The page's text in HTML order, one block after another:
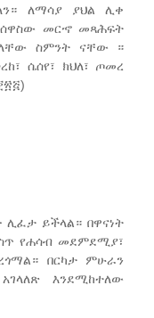
ለማሳያ ያህል ሊቀ
መርኆ መጻሕፍት
ስምንት ናቸው ።
ሴሰየ፣ ክህለ፣ ጦመረ
ይችላል። በዋናነት
የሐሳብ መደምደሚያ፣
በርካታ ምሁራን
እንደሚከተለው